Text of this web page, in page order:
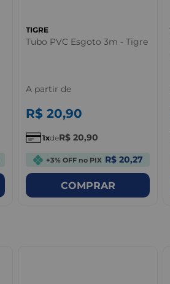
TIGRE
Tubo PVC Esgoto 3m - Tigre
A partir de
R$ 20,90
1 deR$ 20,90
+3% OFF no PIX R$ 20,27
COMPRAR